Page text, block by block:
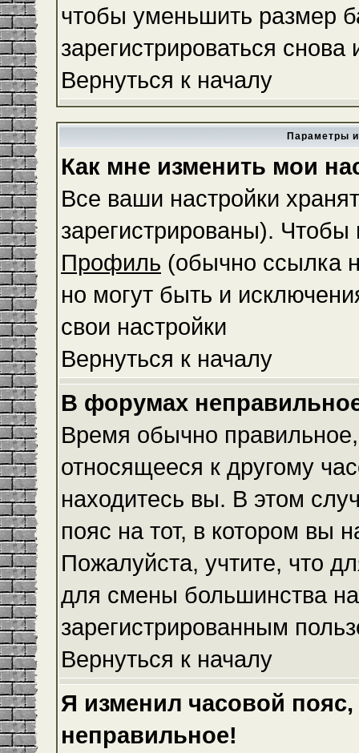
чтобы уменьшить размер
зарегистрироваться
Вернуться к началу
Параметры
Как мне изменить мои
Все ваши настройки
зарегистрированы). Чтобы
Профиль (обычно ссылка
но могут быть и
свои настройки
Вернуться к началу
В форумах
Время обычно
относящееся к другому
находитесь вы. В этом
пояс на тот, в котором вы
Пожалуйста, учтите, что
для смены большинства
зарегистрированным
Вернуться к началу
Я изменил часовой
неправильное!